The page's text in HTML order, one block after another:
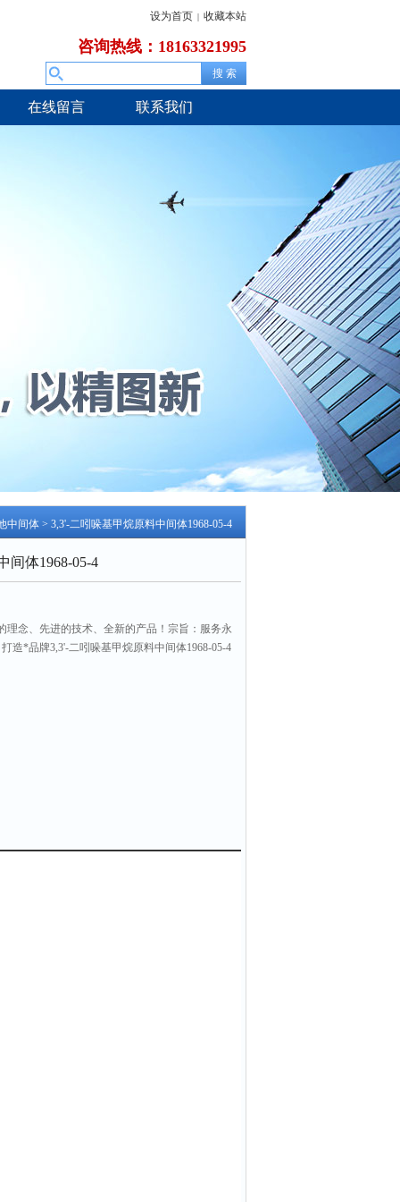
设为首页 | 收藏本站
咨询热线：18163321995
在线留言 联系我们
中间体 > 3,3'-二吲哚基甲烷原料中间体1968-05-4
间体1968-05-4
念、先进的技术、全新的产品！宗旨：服务永
造*品牌3,3'-二吲哚基甲烷原料中间体1968-05-4